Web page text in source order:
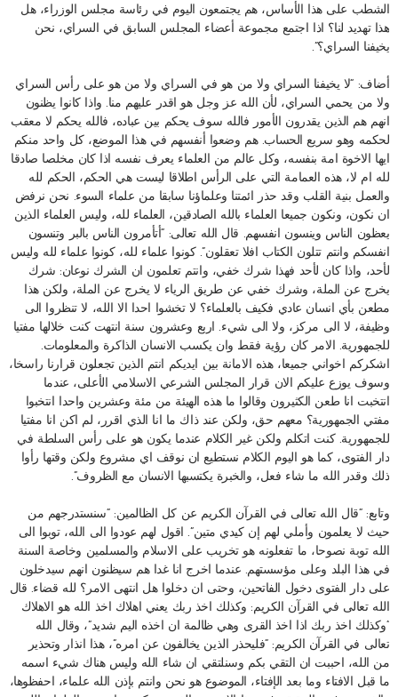
الشطب على هذا الأساس، هم يجتمعون اليوم في رئاسة مجلس الوزراء، هل
هذا تهديد لنا؟ اذا اجتمع مجموعة أعضاء المجلس السابق في السراي، نحن
يخيفنا السراي؟”.
أضاف: “لا يخيفنا السراي ولا من هو في السراي ولا من هو على رأس السراي
ولا من يحمي السراي، لأن الله عز وجل هو اقدر عليهم منا. واذا كانوا يظنون
انهم هم الذين يقدرون الأمور فالله سوف يحكم بين عباده، فالله يحكم لا معقب
لحكمه وهو سريع الحساب. هم وضعوا أنفسهم في هذا الموضع، كل واحد منكم
ايها الاخوة امة بنفسه، وكل عالم من العلماء يعرف نفسه اذا كان مخلصا صادقا
لله ام لا، هذه العمامة التي على الرأس اطلاقا ليست هي الحكم، الحكم لله
والعمل بنية القلب وقد حذر ائمتنا وعلماؤنا سابقا من علماء السوء. نحن نرفض
ان نكون، ونكون جميعا العلماء بالله الصادقين، العلماء لله، وليس العلماء الذين
يعظون الناس وينسون انفسهم. قال الله تعالى: “أتأمرون الناس بالبر وتنسون
انفسكم وانتم تتلون الكتاب افلا تعقلون”. كونوا علماء لله، كونوا علماء لله وليس
لأحد، واذا كان لأحد فهذا شرك خفي، وانتم تعلمون ان الشرك نوعان: شرك
يخرج عن الملة، وشرك خفي عن طريق الرياء لا يخرج عن الملة، ولكن هذا
مطعن بأي انسان عادي فكيف بالعلماء؟ لا تخشوا احدا الا الله، لا تنظروا الى
وظيفة، لا الى مركز، ولا الى شيء. اربع وعشرون سنة انتهت كنت خلالها مفتيا
للجمهورية. الامر كان رؤية فقط وان يكسب الانسان الذاكرة والمعلومات.
اشكركم اخواني جميعا، هذه الامانة بين ايديكم انتم الذين تجعلون قرارنا راسخا،
وسوف يوزع عليكم الان قرار المجلس الشرعي الاسلامي الأعلى، عندما
انتخبت انا طعن الكثيرون وقالوا ما هذه الهيئة من مئة وعشرين واحدا انتخبوا
مفتي الجمهورية؟ معهم حق، ولكن عند ذاك ما انا الذي اقرر، لم اكن انا مفتيا
للجمهورية. كنت اتكلم ولكن غير الكلام عندما يكون هو على رأس السلطة في
دار الفتوى، كما هو اليوم الكلام نستطيع ان نوقف اي مشروع ولكن وقتها رأوا
ذلك وقدر الله ما شاء فعل، والخبرة يكتسبها الانسان مع الظروف”.
وتابع: “قال الله تعالى في القرآن الكريم عن كل الظالمين: “سنستدرجهم من
حيث لا يعلمون وأملي لهم إن كيدي متين”. اقول لهم عودوا الى الله، توبوا الى
الله توبة نصوحا، ما تفعلونه هو تخريب على الاسلام والمسلمين وخاصة السنة
في هذا البلد وعلى مؤسستهم. عندما اخرج انا غدا هم سيظنون انهم سيدخلون
على دار الفتوى دخول الفاتحين، وحتى ان دخلوا هل انتهى الامر؟ لله قضاء. قال
الله تعالى في القرآن الكريم: وكذلك اخذ ربك يعني اهلاك اخذ الله هو الاهلاك
“وكذلك اخذ ربك اذا اخذ القرى وهي ظالمة ان اخذه اليم شديد”، وقال الله
تعالى في القرآن الكريم: “فليحذر الذين يخالفون عن امره”، هذا انذار وتحذير
من الله، احببت ان التقي بكم وسنلتقي ان شاء الله وليس هناك شيء اسمه
ما قبل الافتاء وما بعد الإفتاء، الموضوع هو نحن وانتم بإذن الله علماء، احفظوها،